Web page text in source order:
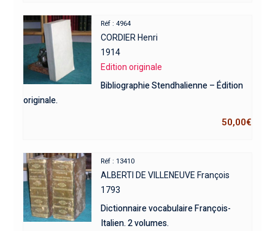
Réf : 4964
CORDIER Henri
1914
Edition originale
Bibliographie Stendhalienne – Édition
originale.
50,00€
Réf : 13410
ALBERTI DE VILLENEUVE François
1793
Dictionnaire vocabulaire François-
Italien. 2 volumes.